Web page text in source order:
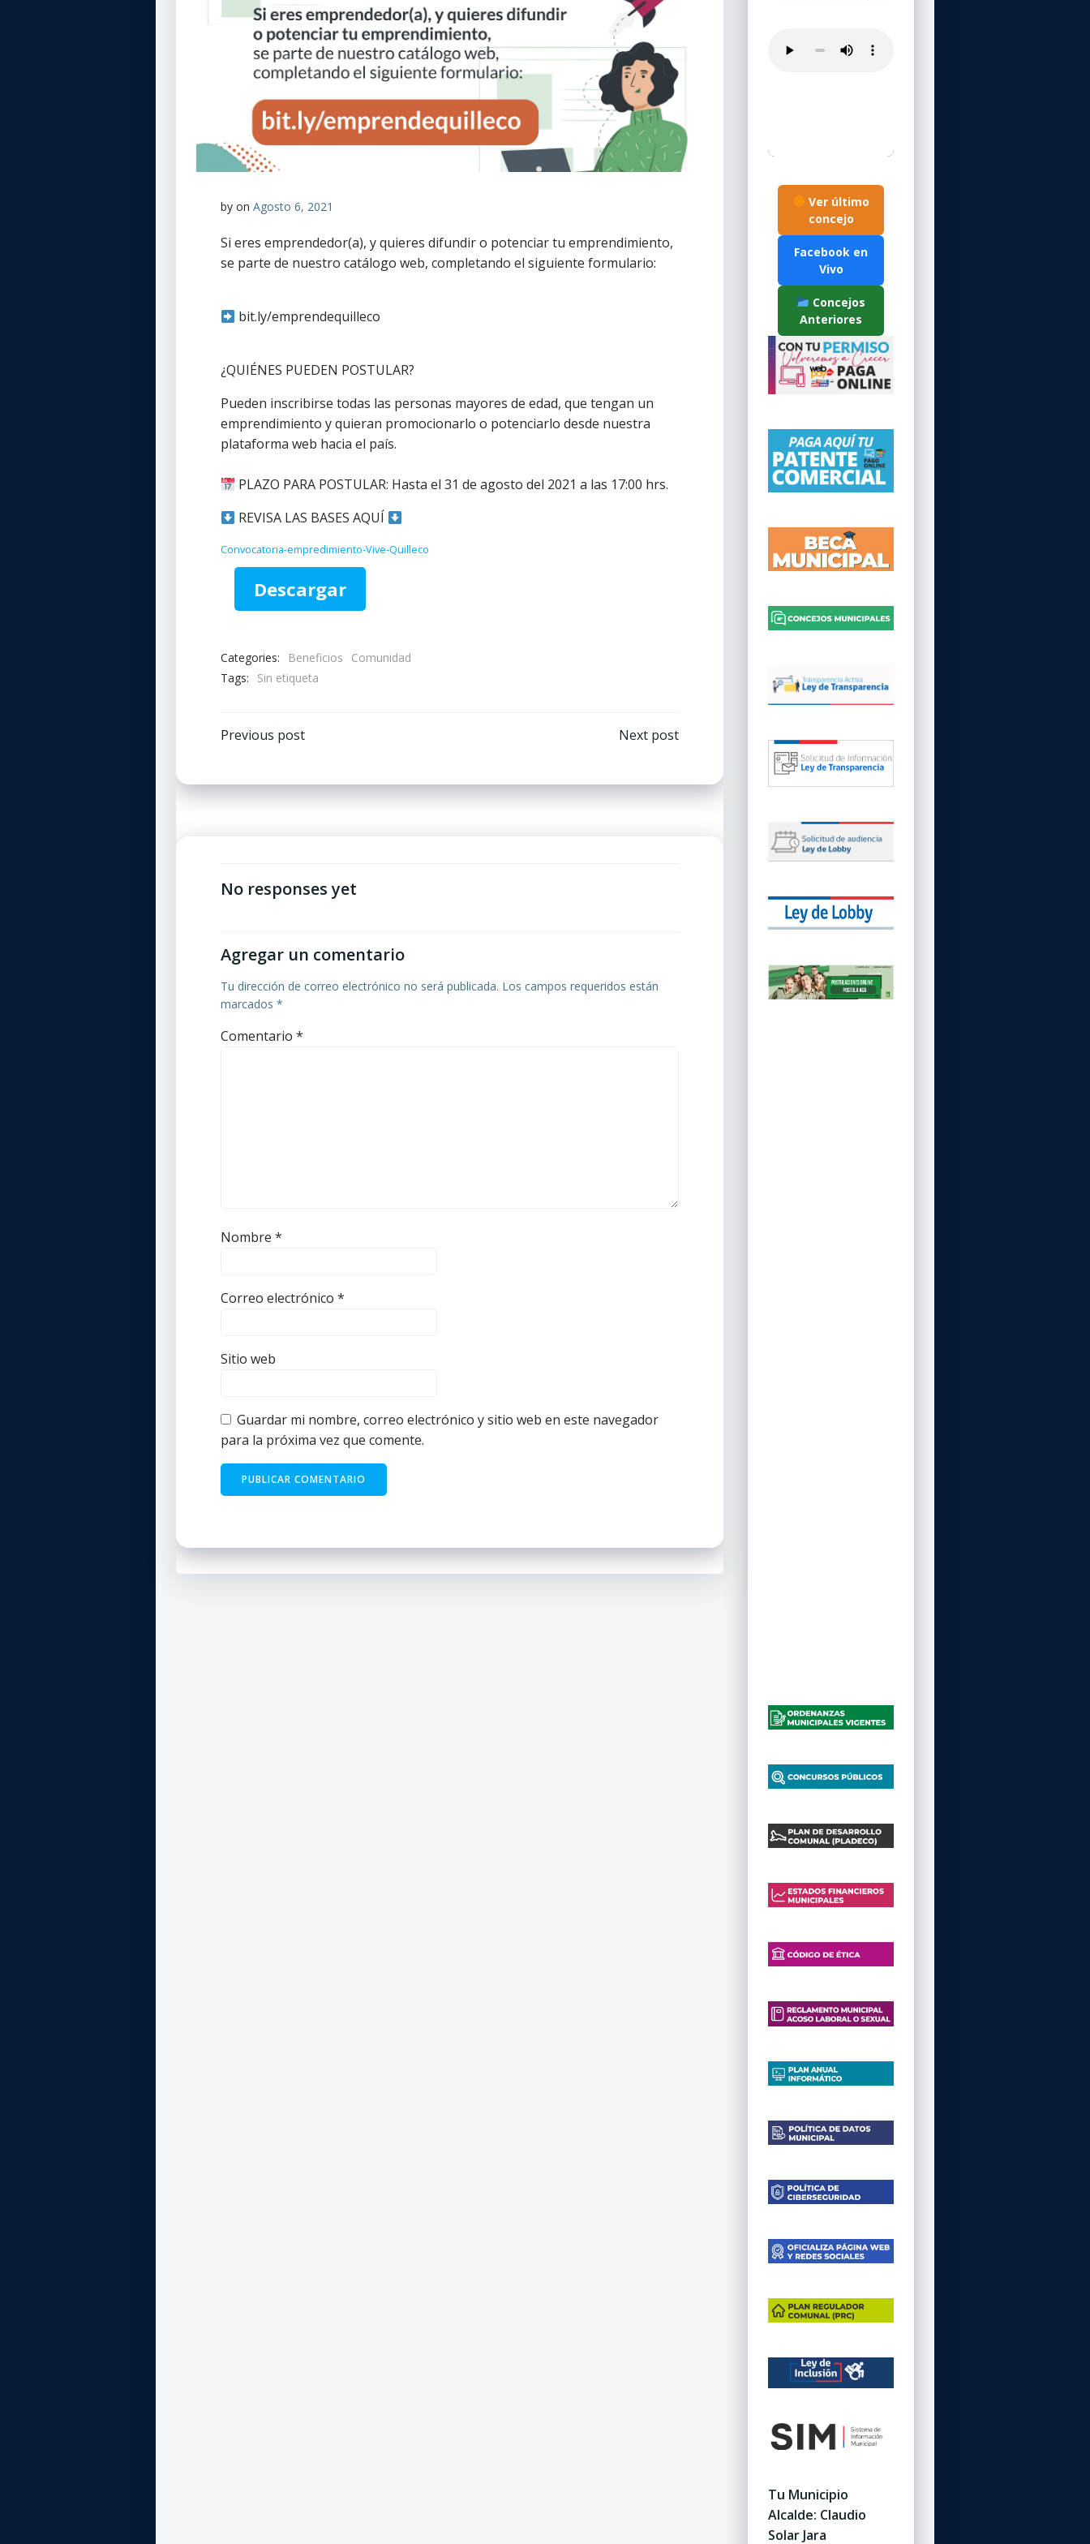
by on Agosto 6, 2021
Si eres emprendedor(a), y quieres difundir o potenciar tu emprendimiento,
se parte de nuestro catálogo web, completando el siguiente formulario:
bit.ly/emprendequilleco
¿QUIÉNES PUEDEN POSTULAR?
Pueden inscribirse todas las personas mayores de edad, que tengan un
emprendimiento y quieran promocionarlo o potenciarlo desde nuestra
plataforma web hacia el país.
PLAZO PARA POSTULAR: Hasta el 31 de agosto del 2021 a las 17:00 hrs.
REVISA LAS BASES AQUÍ
Convocatoria-empredimiento-Vive-Quilleco
Descargar
Categories: Beneficios
Comunidad
Tags:
Sin etiqueta
Navegación
por
Previous post
Navegación
por
Next post
No responses yet
Agregar un comentario
Tu dirección de correo electrónico no será publicada. Los campos requeridos están
marcados *
Comentario *
Nombre *
Correo electrónico *
Sitio web
Guardar mi nombre, correo electrónico y sitio web en este navegador
para la próxima vez que comente.
Ver último
concejo
Facebook en
Vivo
Concejos
Anteriores
Tu Municipio
Alcalde: Claudio
Solar Jara